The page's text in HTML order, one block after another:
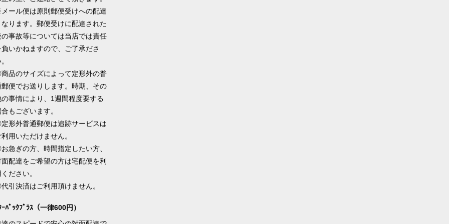
ール便は原則郵便受けへの配達
なります。郵便受けに配達された
の事故等については当店では責任
負いかねますので、ご了承ださ
品のサイズによって定形外の普
郵便でお送りします。時期、その
の事情により、1週間程度要する
もございます。
形外普通郵便は追跡サービスは
用いただけません。
急ぎの方、時間指定したい方、
面配達をご希望の方は宅配便を利
ださい。
引決済はご利用頂けません。
ｰﾊﾟｯｸﾌﾟﾗｽ（一律600円）